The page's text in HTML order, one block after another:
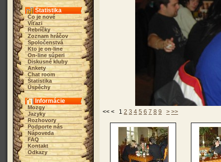
Štatistika
Čo je nové
Víťazi
Rebríčky
Zoznam hráčov
Spoločenstvá
Kto je on-line
On-line súperi
Diskusné kluby
Ankety
Chat room
Štatistika
Úspěchy
Informácie
Mozgy
Jazyky
Rozhovory
Podporte nás
Nápoveda
FAQ
Kontakt
Odkazy
<< < 1 2 3 4 5 6 7 8 9 > >>